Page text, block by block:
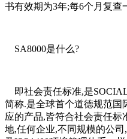
书有效期为3年;每6个月复查
SA8000是什么?
即社会责任标准,是
简称.是全球首个道德规范国
应的产品,皆符合社会责任标
地,任何企业,不同规模的公